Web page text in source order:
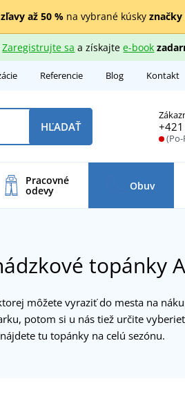
zľavy až 50 %na vybrané kúsky
Zaregistrujte sa a získajtee-book
Referencie Blog Kontakt
+421
(Po-
HĽADAŤ
Pracovné
odevy Obuv
topánky
môžete vyraziť do mesta na
potom si u nás tiež určite
tu topánky na celú sezónu.